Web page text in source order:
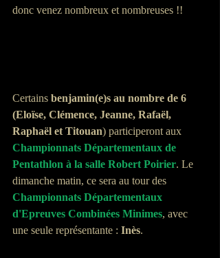
donc venez nombreux et nombreuses !!
Certains benjamin(e)s au nombre de 6
(Eloïse, Clémence, Jeanne, Rafaël,
Raphaël et Titouan) participeront aux
Championnats Départementaux de
Pentathlon à la salle Robert Poirier. Le
dimanche matin, ce sera au tour des
Championnats Départementaux
d'Epreuves Combinées Minimes, avec
une seule représentante : Inès.